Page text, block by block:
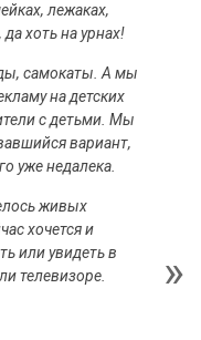
лежаках,
хоть на урнах!
самокаты. А мы
на детских
с детьми. Мы
вариант,
уже недалека.
живых
хочется и
или увидеть в
телевизоре.